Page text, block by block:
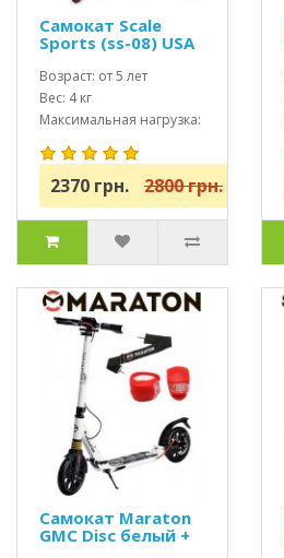
Самокат Scale
Sports (ss-08) USA
Led фонарик
Возраст: от 5 лет
Вес: 4 кг
Максимальная нагрузка:
до 100 кг
2370 грн. 2800 грн.
Самокат Maraton
GMC Disc белый +